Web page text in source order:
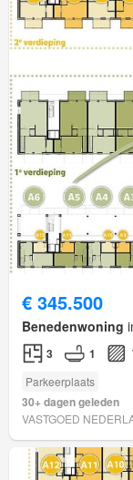
€ 345.500
Benedenwoning
3 1
Parkeerplaats
30+ dagen geleden
VASTGOED